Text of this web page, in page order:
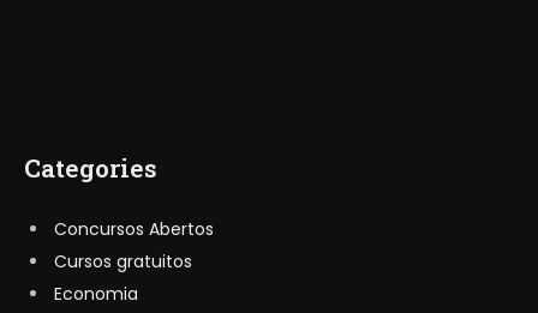
Categories
Concursos Abertos
Cursos gratuitos
Economia